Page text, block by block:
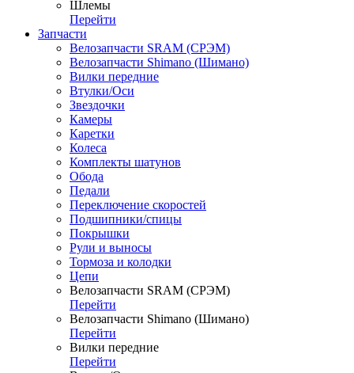
Шлемы
Перейти
Запчасти
Велозапчасти SRAM (СРЭМ)
Велозапчасти Shimano (Шимано)
Вилки передние
Втулки/Оси
Звездочки
Камеры
Каретки
Колеса
Комплекты шатунов
Обода
Педали
Переключение скоростей
Подшипники/спицы
Покрышки
Рули и выносы
Тормоза и колодки
Цепи
Велозапчасти SRAM (СРЭМ)
Перейти
Велозапчасти Shimano (Шимано)
Перейти
Вилки передние
Перейти